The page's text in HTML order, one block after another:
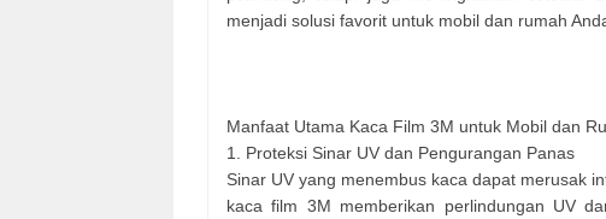
menjadi solusi favorit untuk mobil dan rumah
Manfaat Utama Kaca Film 3M untuk Mobil dan
1. Proteksi Sinar UV dan Pengurangan Panas
Sinar UV yang menembus kaca dapat merusak
kaca film 3M memberikan perlindungan UV